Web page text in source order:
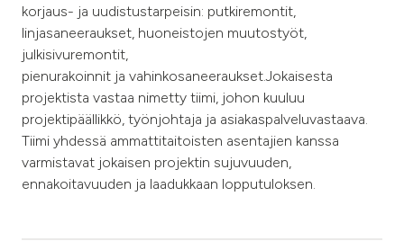
korjaus- ja uudistustarpeisin: putkiremontit,
linjasaneeraukset, huoneistojen muutostyöt,
julkisivuremontit,
pienurakoinnit ja vahinkosaneeraukset.Jokaisesta
projektista vastaa nimetty tiimi, johon kuuluu
projektipäällikkö, työnjohtaja ja asiakaspalveluvastaava.
Tiimi yhdessä ammattitaitoisten asentajien kanssa
varmistavat jokaisen projektin sujuvuuden,
ennakoitavuuden ja laadukkaan lopputuloksen.